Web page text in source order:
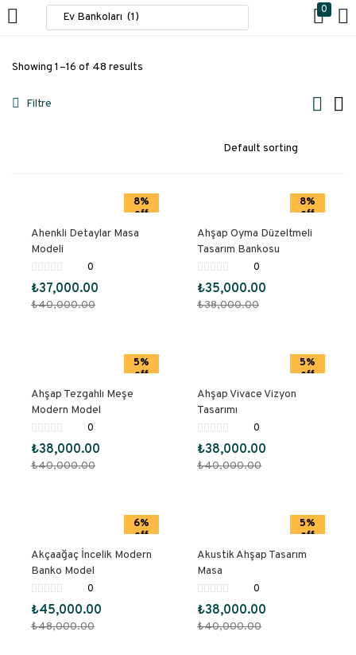
0
GIRIŞ YAPMAK
Giriş yapmak için kullanıcı adınızı ve şifrenizi girin.
Kayıp Şifre?
Showing 1–16 of 48 results
Filtre
8%
off
Ahenkli Detaylar Masa
Modeli
0
₺37,000.00
₺40,000.00
8%
off
Ahşap Oyma Düzeltmeli
Tasarım Bankosu
0
₺35,000.00
₺38,000.00
5%
off
Ahşap Tezgahlı Meşe
Modern Model
0
₺38,000.00
₺40,000.00
5%
off
Ahşap Vivace Vizyon
Tasarımı
0
₺38,000.00
₺40,000.00
6%
off
Akçaağaç İncelik Modern
Banko Model
0
₺45,000.00
₺48,000.00
5%
off
Akustik Ahşap Tasarım
Masa
0
₺38,000.00
₺40,000.00